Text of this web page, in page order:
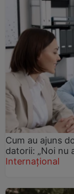
Cum au ajuns
datorii: „Noi nu
Internațional